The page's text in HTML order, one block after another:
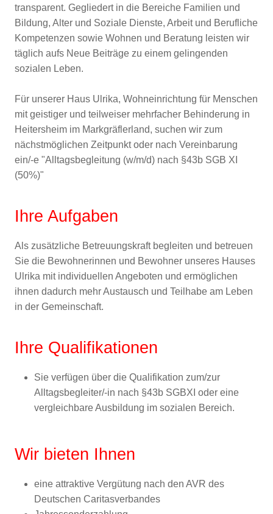
transparent. Gegliedert in die Bereiche Familien und
Bildung, Alter und Soziale Dienste, Arbeit und Berufliche
Kompetenzen sowie Wohnen und Beratung leisten wir
täglich aufs Neue Beiträge zu einem gelingenden
sozialen Leben.
Für unserer Haus Ulrika, Wohneinrichtung für Menschen
mit geistiger und teilweiser mehrfacher Behinderung in
Heitersheim im Markgräflerland, suchen wir zum
nächstmöglichen Zeitpunkt oder nach Vereinbarung
ein/-e "Alltagsbegleitung (w/m/d) nach §43b SGB XI
(50%)"
Ihre Aufgaben
Als zusätzliche Betreuungskraft begleiten und betreuen
Sie die Bewohnerinnen und Bewohner unseres Hauses
Ulrika mit individuellen Angeboten und ermöglichen
ihnen dadurch mehr Austausch und Teilhabe am Leben
in der Gemeinschaft.
Ihre Qualifikationen
Sie verfügen über die Qualifikation zum/zur
Alltagsbegleiter/-in nach §43b SGBXI oder eine
vergleichbare Ausbildung im sozialen Bereich.
Wir bieten Ihnen
eine attraktive Vergütung nach den AVR des
Deutschen Caritasverbandes